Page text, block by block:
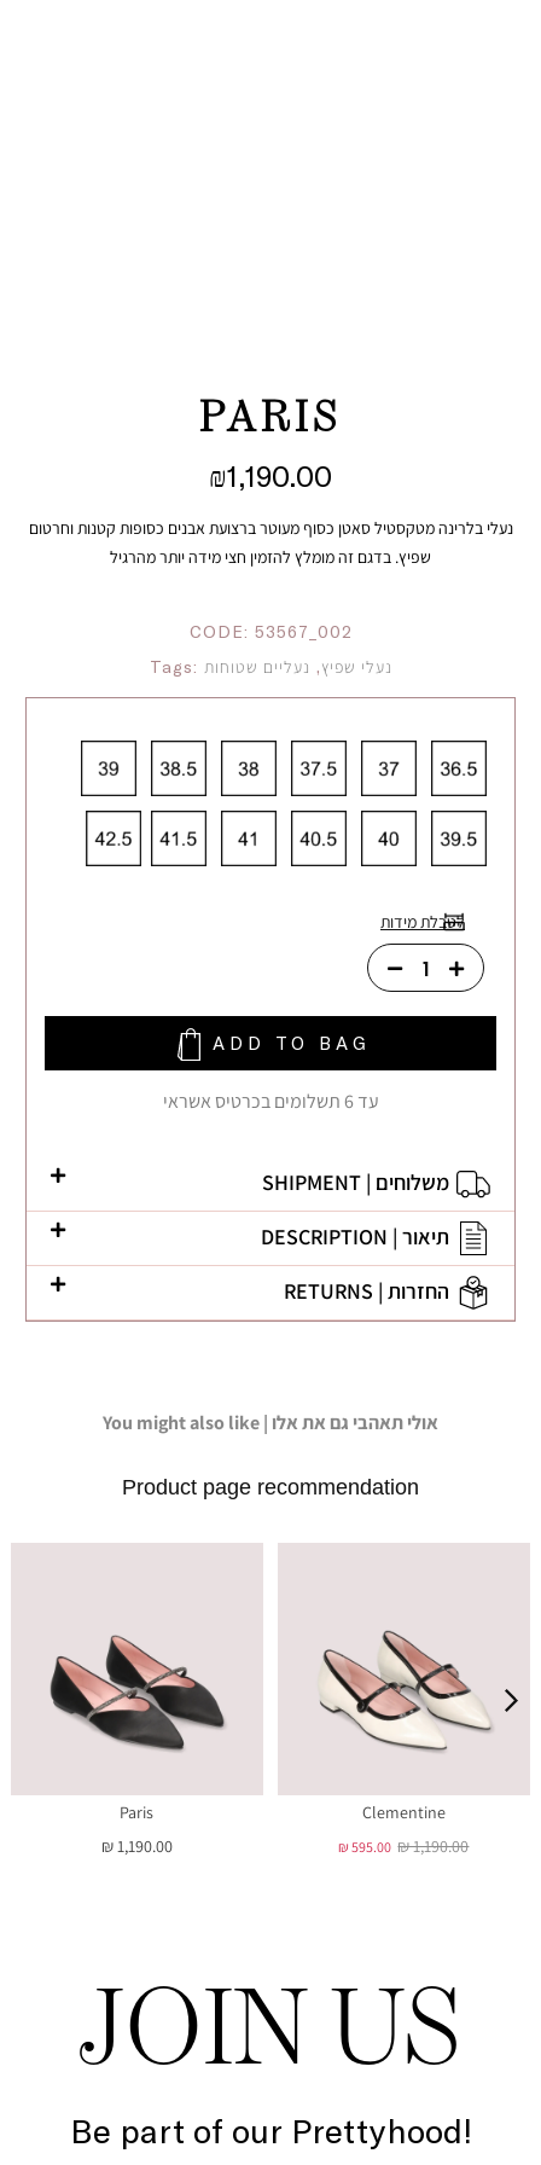
PARIS
₪1,190.00
נעלי בלרינה מטקסטיל סאטן כסוף מעוטר ברצועת אבנים כסופות קטנות וחרטום
שפיץ. בדגם זה מומלץ להזמין חצי מידה יותר מהרגיל
CODE: 53567_002
Tags:
נעלי שפיץ, נעליים שטוחות
לטבלת מידות
ADD TO BAG
עד 6 תשלומים בכרטיס אשראי
משלוחים | SHIPMENT
תיאור | DESCRIPTION
החזרות | RETURNS
You might also like | אולי תאהבי גם את אלו
Product page recommendation
Paris
₪ 1,190.00
Clementine
₪ 595.00 ₪ 1,190.00
JOIN US
Be part of our Prettyhood!